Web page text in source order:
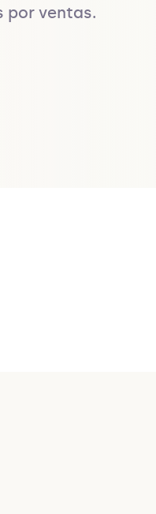
por ventas.